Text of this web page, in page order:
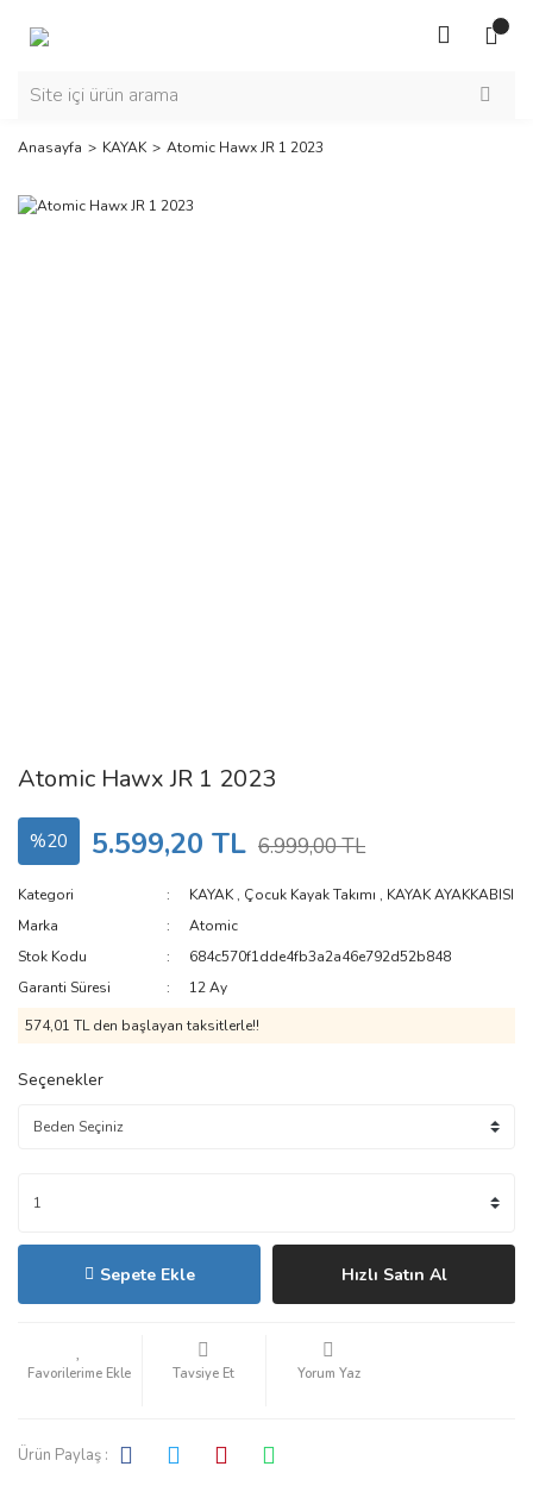
Anasayfa KAYAK Atomic Hawx JR 1 2023
Atomic Hawx JR 1 2023
%20 5.599,20 TL 6.999,00 TL
Kategori KAYAK , Çocuk Kayak Takımı , KAYAK AYAKKABISI
Marka
Atomic
Stok Kodu
684c570f1dde4fb3a2a46e792d52b848
Garanti Süresi
12 Ay
574,01 TL den başlayan taksitlerle!!
Seçenekler
Sepete Ekle Hızlı Satın Al
Tavsiye Et Yorum Yaz
Ürün Paylaş :